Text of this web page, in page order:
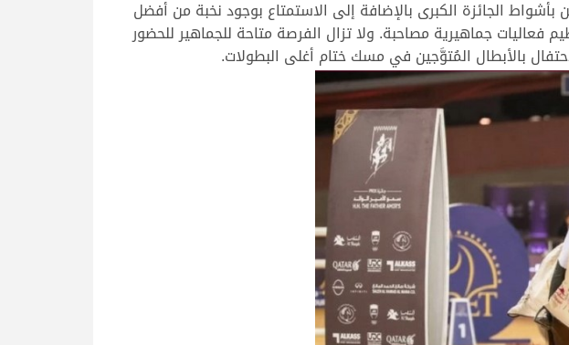
الجائزة الكبرى بالإضافة إلى الاستمتاع بوجود نخبة من أفضل
جماهيرية مصاحبة. ولا تزال الفرصة متاحة للجماهير للحضور
بالأبطال المُتوَّجين في مسك ختام أغلى البطولات.